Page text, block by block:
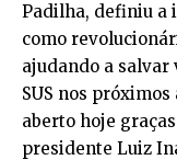
Padilha, definiu a
como
ajudando a
SUS nos
aberto hoje
presidente Luiz